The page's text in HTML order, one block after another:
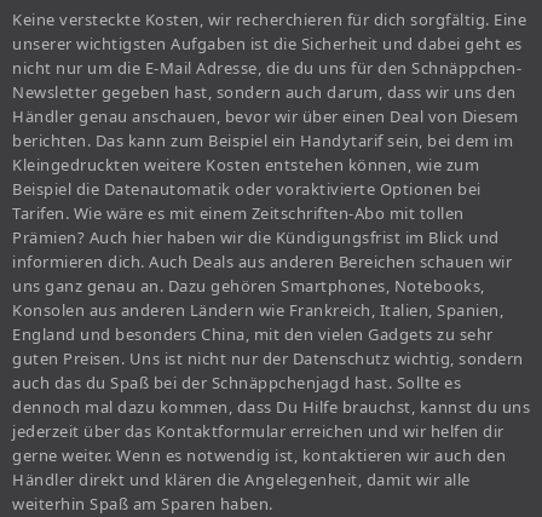
Keine versteckte Kosten, wir recherchieren für dich sorgfältig. Eine
unserer wichtigsten Aufgaben ist die Sicherheit und dabei geht es
nicht nur um die E-Mail Adresse, die du uns für den Schnäppchen-
Newsletter gegeben hast, sondern auch darum, dass wir uns den
Händler genau anschauen, bevor wir über einen Deal von Diesem
berichten. Das kann zum Beispiel ein Handytarif sein, bei dem im
Kleingedruckten weitere Kosten entstehen können, wie zum
Beispiel die Datenautomatik oder voraktivierte Optionen bei
Tarifen. Wie wäre es mit einem Zeitschriften-Abo mit tollen
Prämien? Auch hier haben wir die Kündigungsfrist im Blick und
informieren dich. Auch Deals aus anderen Bereichen schauen wir
uns ganz genau an. Dazu gehören Smartphones, Notebooks,
Konsolen aus anderen Ländern wie Frankreich, Italien, Spanien,
England und besonders China, mit den vielen Gadgets zu sehr
guten Preisen. Uns ist nicht nur der Datenschutz wichtig, sondern
auch das du Spaß bei der Schnäppchenjagd hast. Sollte es
dennoch mal dazu kommen, dass Du Hilfe brauchst, kannst du uns
jederzeit über das Kontaktformular erreichen und wir helfen dir
gerne weiter. Wenn es notwendig ist, kontaktieren wir auch den
Händler direkt und klären die Angelegenheit, damit wir alle
weiterhin Spaß am Sparen haben.